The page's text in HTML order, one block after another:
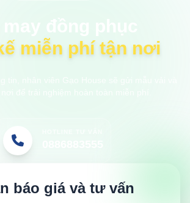
miễn phí tận nơi
báo giá và tư vấn